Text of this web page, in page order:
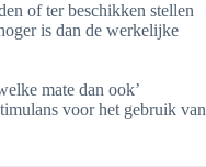
of ter beschikken stellen
is dan de werkelijke
mate dan ook’
voor het gebruik van